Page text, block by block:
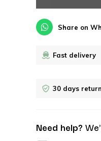
Share on
Fast delivery
30 days
Need help?